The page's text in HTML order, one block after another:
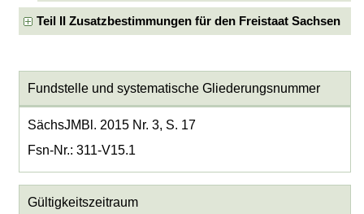
Teil II Zusatzbestimmungen für den Freistaat Sachsen
Fundstelle und systematische Gliederungsnummer
SächsJMBl. 2015 Nr. 3, S. 17
Fsn-Nr.: 311-V15.1
Gültigkeitszeitraum